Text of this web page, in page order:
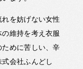
を妨げない女性
維持を考え衣服
めに苦しい、辛
会社ふんどし